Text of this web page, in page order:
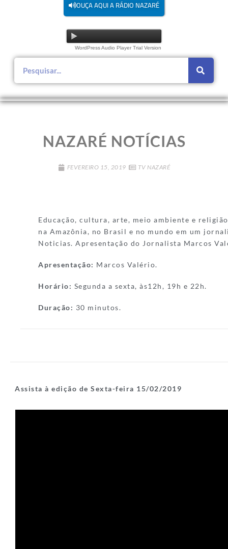
OUÇA AQUI A RÁDIO NAZARÉ
WordPress Audio Player Trial Version
NAZARÉ NOTÍCIAS
FEVEREIRO 15, 2019 TV NAZARÉ
Educação, cultura, arte, meio ambiente e
na Amazônia, no Brasil e no mundo em um
Noticias. Apresentação do Jornalista Marcos
Apresentação: Marcos Valério.
Horário: Segunda a sexta, às12h, 19h e 22h.
Duração: 30 minutos.
Assista à edição de Sexta-feira 15/02/2019